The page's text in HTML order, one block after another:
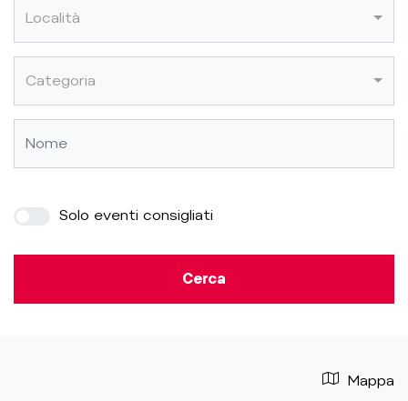
Località
Categoria
Solo eventi consigliati
Cerca
Mappa